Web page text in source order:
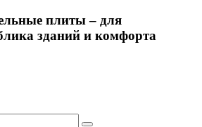
плиты – для
зданий и комфорта